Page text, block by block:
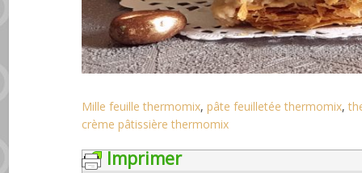
Mille feuille thermomix,pâte feuilletée thermomix,
crème pâtissière thermomix
Imprimer